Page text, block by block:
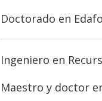
Doctorado en
Ingeniero en
Maestro y doctor